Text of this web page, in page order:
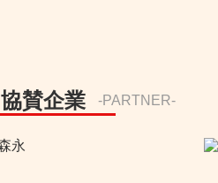
協賛企業 -PARTNER-